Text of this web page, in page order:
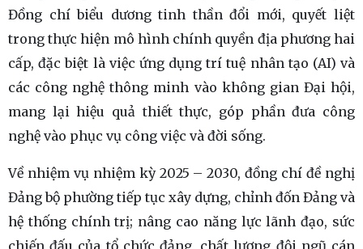
Đồng chí biểu dương tinh thần đổi mới, quyết liệt
trong thực hiện mô hình chính quyền địa phương hai
cấp, đặc biệt là việc ứng dụng trí tuệ nhân tạo (AI) và
các công nghệ thông minh vào không gian Đại hội,
mang lại hiệu quả thiết thực, góp phần đưa công
nghệ vào phục vụ công việc và đời sống.
Về nhiệm vụ nhiệm kỳ 2025 – 2030, đồng chí đề nghị
Đảng bộ phường tiếp tục xây dựng, chỉnh đốn Đảng và
hệ thống chính trị; nâng cao năng lực lãnh đạo, sức